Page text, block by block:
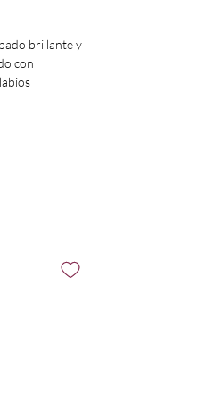
brillante y
con